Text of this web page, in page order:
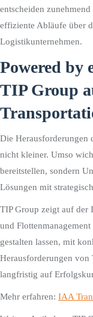
entscheiden
effiziente Abläufe über
Logistikunternehmen.
Powered by
TIP Group
Die Herausforderungen
nicht kleiner. Umso
bereitstellen, sondern
Lösungen mit
TIP Group zeigt auf
und
gestalten lassen, mit
Herausforderungen von
langfristig auf
Mehr erfahren: IAA